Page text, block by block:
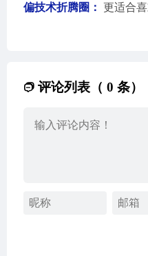
偏技术折腾圈： 更适合
评论列表（ 0 条）